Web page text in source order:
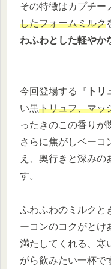
その特徴はカプチー
したフォームミルク
わふわとした軽やか
今回登場する『 ト
い黒トリュフ、マッ
ったきのこの香りが
さらに焦がしベーコ
え、奥行きと深みの
す。
ふわふわのミルクと
ーコンのコクがとけ
満たしてくれる、寒
がら飲みたい一杯で